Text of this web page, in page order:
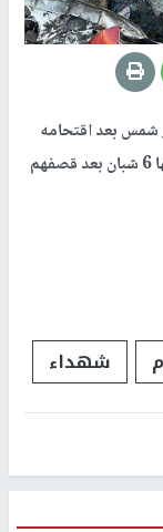
بعد اقتحامه
من قبل جيش الاحتلال لعدة ساعات استشهد خلالها 6 شبان بعد قصفهم
شهداء